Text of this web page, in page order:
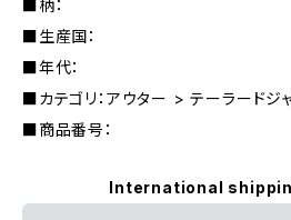
■柄：
■生産国：
■年代：
■カテゴリ：アウター > テーラードジ
■商品番号：
International